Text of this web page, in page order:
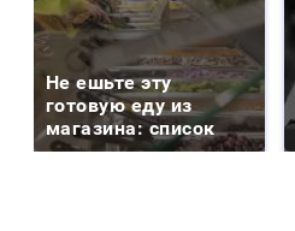
Не ешьте эту
готовую еду из
магазина: список